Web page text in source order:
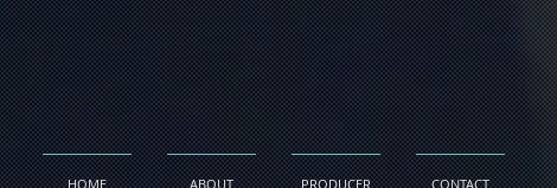
HOME ABOUT PRODUCER CONTACT